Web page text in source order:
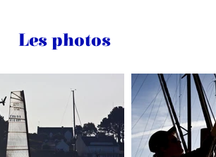
Les photos